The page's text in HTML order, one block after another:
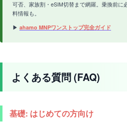
可否、家族割・eSIM切替まで網羅。乗換前に
料情報も。
▶ ahamo MNPワンストップ完全ガイド
よくある質問 (FAQ)
基礎: はじめての方向け